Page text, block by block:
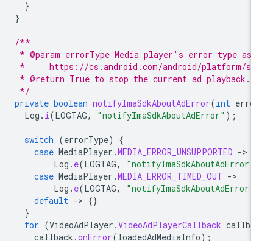
/**
* @param errorType Media player's error type as
*     https://cs.android.com/android/platform/
* @return True to stop the current ad playback.
private boolean notifyImaSdkAboutAdError( int
Log.i(LOGTAG, "notifyImaSdkAboutAdError"
switch (errorType
case MediaPlayer.MEDIA_ERROR_UNSUPPORTED
Log.e(LOGTAG, "notifyImaSdkAboutAdError:
case MediaPlayer.MEDIA_ERROR_TIMED_OUT
Log.e(LOGTAG, "notifyImaSdkAboutAdError:
default ->
for (VideoAdPlayer.VideoAdPlayerCallback
callback.onError(loadedAdMediaInfo